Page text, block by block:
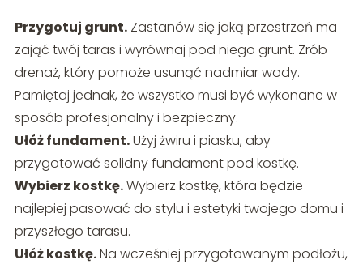
Przygotuj grunt.Zastanów się jaką przestrzeń ma
zająć twój taras i wyrównaj pod niego grunt. Zrób
drenaż, który pomoże usunąć nadmiar wody.
Pamiętaj jednak, że wszystko musi być wykonane w
sposób profesjonalny i bezpieczny.
Ułóż fundament.Użyj żwiru i piasku, aby
przygotować solidny fundament pod kostkę.
Wybierz kostkę.Wybierz kostkę, która będzie
najlepiej pasować do stylu i estetyki twojego domu i
przyszłego tarasu.
Ułóż kostkę.Na wcześniej przygotowanym podłożu,